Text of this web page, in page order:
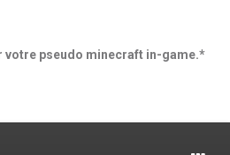
votre pseudo minecraft in-game.*